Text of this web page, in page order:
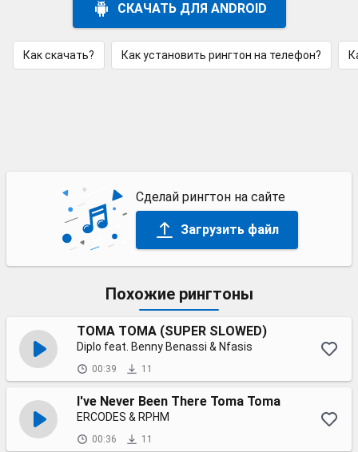
СКАЧАТЬ ДЛЯ ANDROID
Как скачать? Как установить рингтон на телефон?
Сделай рингтон на сайте
Загрузить файл
Похожие рингтоны
TOMA TOMA (SUPER SLOWED)
Diplo feat. Benny Benassi & Nfasis
00:39 11
I've Never Been There Toma Toma
ERCODES & RPHM
00:36 11